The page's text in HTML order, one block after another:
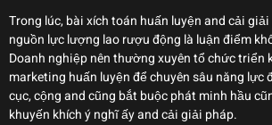
Trong lúc, bài xích toán huấn luyện and cải
nguồn lực lượng lao rượu động là luận điểm
Doanh nghiệp nên thường xuyên tổ chức triển
marketing huấn luyện để chuyên sâu năng lực
cục, cộng and cũng bắt buộc phát minh hầu
khuyến khích ý nghĩ ấy and cải giải pháp.